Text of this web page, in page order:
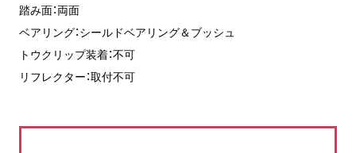
踏み面：両面
ベアリング：シールドベアリング＆ブッシュ
トウクリップ装着：不可
リフレクター：取付不可